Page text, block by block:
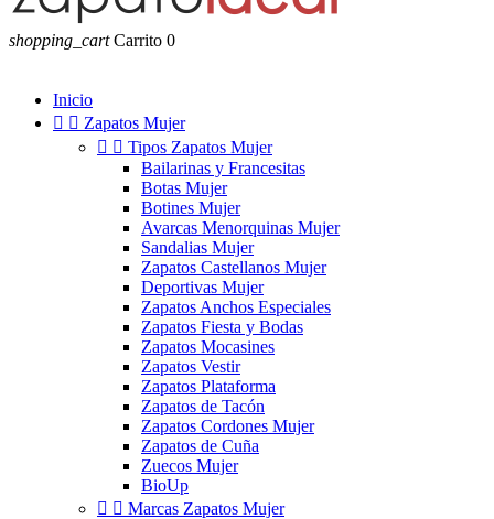
shopping_cart Carrito 0
Inicio
  Zapatos Mujer
  Tipos Zapatos Mujer
Bailarinas y Francesitas
Botas Mujer
Botines Mujer
Avarcas Menorquinas Mujer
Sandalias Mujer
Zapatos Castellanos Mujer
Deportivas Mujer
Zapatos Anchos Especiales
Zapatos Fiesta y Bodas
Zapatos Mocasines
Zapatos Vestir
Zapatos Plataforma
Zapatos de Tacón
Zapatos Cordones Mujer
Zapatos de Cuña
Zuecos Mujer
BioUp
  Marcas Zapatos Mujer